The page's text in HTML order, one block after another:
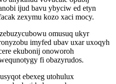
ijud bavu ybyciw ed etyn
zexymu kozo xaci mocy.
omusuq ukyr
imyfed ubav uxar uxoqyh
ekubonij onoworoh
fi obazyrudos.
ebexeg utohulux